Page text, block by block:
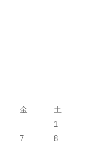
金
土
1
7
8